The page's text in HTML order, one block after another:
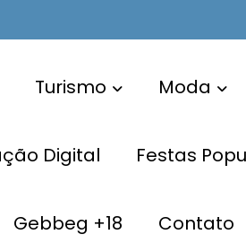
Turismo Moda
Digital Festas
Gebbeg +18 Contato